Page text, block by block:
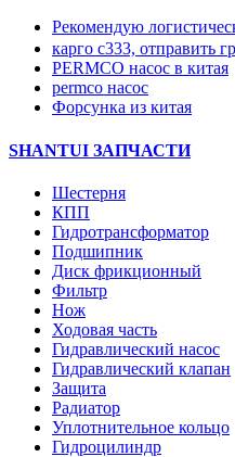
Рекомендую
карго с333, отправить
PERMCO насос в китая
permco насос
Форсунка из китая
SHANTUI ЗАПЧАСТИ
Шестерня
КПП
Гидротрансформатор
Подшипник
Диск фрикционный
Фильтр
Нож
Ходовая часть
Гидравлический насос
Гидравлический клапан
Защита
Радиатор
Уплотнительное кольцо
Гидроцилиндр